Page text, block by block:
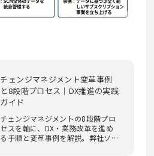
チェンジマネジメント変革事例
と8段階プロセス｜DX推進の実践
ガイド
チェンジマネジメントの8段階プロ
セスを軸に、DX・業務改革を進め
る手順と変革事例を解説。弊社ソフ